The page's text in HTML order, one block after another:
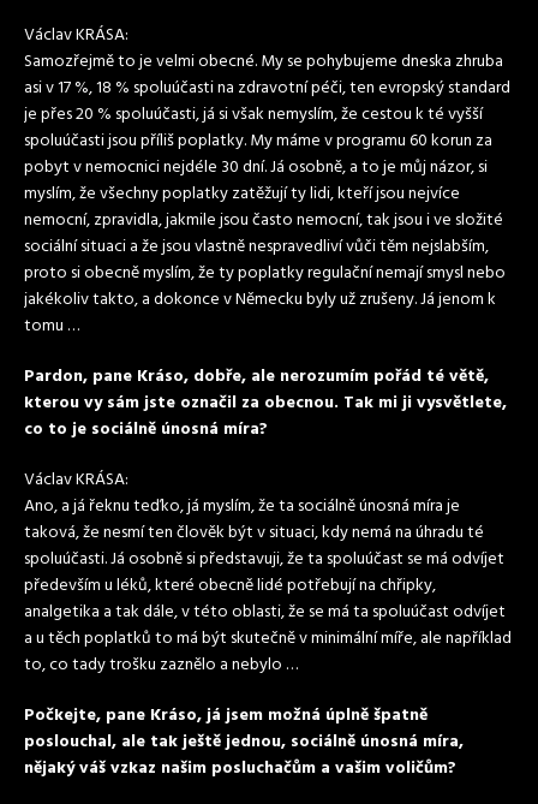
Václav KRÁSA:
Samozřejmě to je velmi obecné. My se pohybujeme dneska zhruba
asi v 17 %, 18 % spoluúčasti na zdravotní péči, ten evropský standard
je přes 20 % spoluúčasti, já si však nemyslím, že cestou k té vyšší
spoluúčasti jsou příliš poplatky. My máme v programu 60 korun za
pobyt v nemocnici nejdéle 30 dní. Já osobně, a to je můj názor, si
myslím, že všechny poplatky zatěžují ty lidi, kteří jsou nejvíce
nemocní, zpravidla, jakmile jsou často nemocní, tak jsou i ve složité
sociální situaci a že jsou vlastně nespravedliví vůči těm nejslabším,
proto si obecně myslím, že ty poplatky regulační nemají smysl nebo
jakékoliv takto, a dokonce v Německu byly už zrušeny. Já jenom k
tomu …
Pardon, pane Kráso, dobře, ale nerozumím pořád té větě,
kterou vy sám jste označil za obecnou. Tak mi ji vysvětlete,
co to je sociálně únosná míra?
Václav KRÁSA:
Ano, a já řeknu teďko, já myslím, že ta sociálně únosná míra je
taková, že nesmí ten člověk být v situaci, kdy nemá na úhradu té
spoluúčasti. Já osobně si představuji, že ta spoluúčast se má odvíjet
především u léků, které obecně lidé potřebují na chřipky,
analgetika a tak dále, v této oblasti, že se má ta spoluúčast odvíjet
a u těch poplatků to má být skutečně v minimální míře, ale například
to, co tady trošku zaznělo a nebylo …
Počkejte, pane Kráso, já jsem možná úplně špatně
poslouchal, ale tak ještě jednou, sociálně únosná míra,
nějaký váš vzkaz našim posluchačům a vašim voličům?